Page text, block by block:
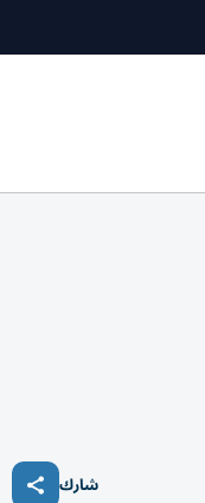
شارك